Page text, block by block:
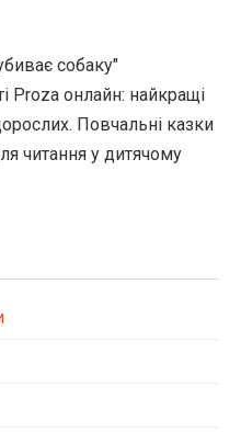
собаку"
Proza онлайн: найкращі
Повчальні казки
читання у дитячому